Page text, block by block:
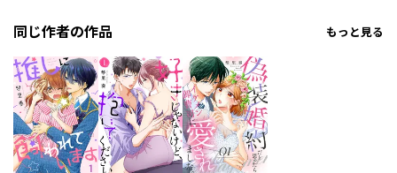
同じ作者の作品 もっと見る